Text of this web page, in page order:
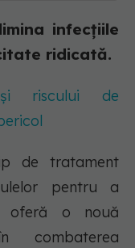
infecțiile
ridicată.
riscului de
de tratament
pentru a
oferă o nouă
combaterea